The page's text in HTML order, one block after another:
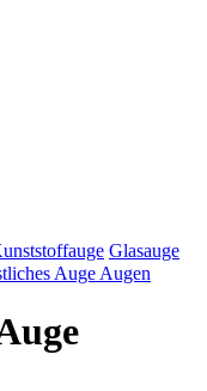
Glasauge
Auge Augen